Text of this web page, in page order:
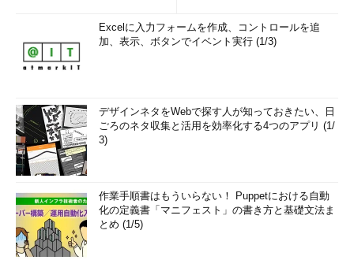
Excelに入力フォームを作成、コントロールを追
加、表示、ボタンでイベント実行 (1/3)
デザインネタをWebで探す人が知っておきたい、日
ごろのネタ収集と活用を効率化する4つのアプリ (1/
3)
作業手順書はもういらない！ Puppetにおける自動
化の定義書「マニフェスト」の書き方と基礎文法ま
とめ (1/5)